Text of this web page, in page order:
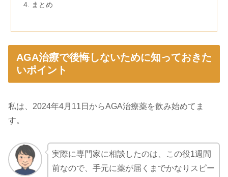
まとめ
AGA治療で後悔しないために知っておきた
いポイント
私は、2024年4月11日からAGA治療薬を飲み始めてま
す。
実際に専門家に相談したのは、この役1週間
前なので、手元に薬が届くまでかなりスピー